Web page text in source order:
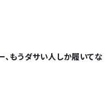
もうダサい人しか履いてな